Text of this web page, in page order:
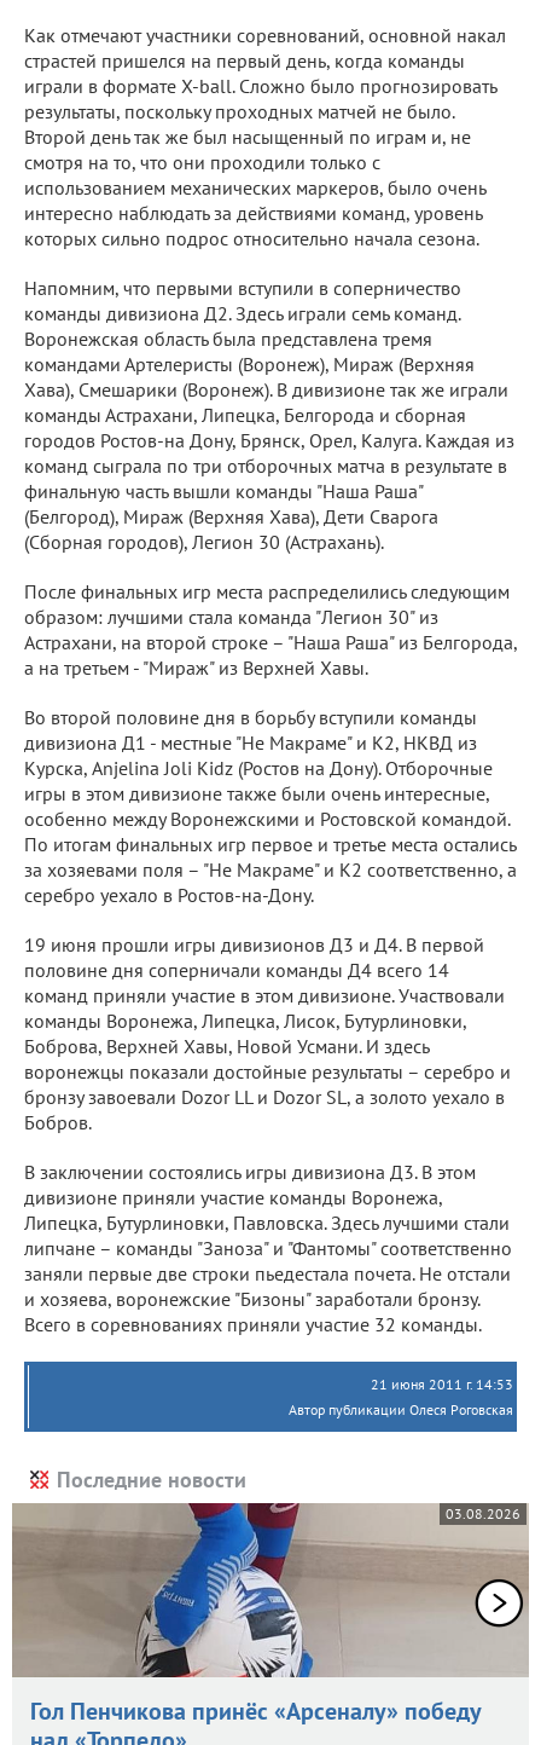
Как отмечают участники соревнований, основной накал
страстей пришелся на первый день, когда команды
играли в формате Х-ball. Сложно было прогнозировать
результаты, поскольку проходных матчей не было.
Второй день так же был насыщенный по играм и, не
смотря на то, что они проходили только с
использованием механических маркеров, было очень
интересно наблюдать за действиями команд, уровень
которых сильно подрос относительно начала сезона.
Напомним, что первыми вступили в соперничество
команды дивизиона Д2. Здесь играли семь команд.
Воронежская область была представлена тремя
командами Артелеристы (Воронеж), Мираж (Верхняя
Хава), Смешарики (Воронеж). В дивизионе так же играли
команды Астрахани, Липецка, Белгорода и сборная
городов Ростов-на Дону, Брянск, Орел, Калуга. Каждая из
команд сыграла по три отборочных матча в результате в
финальную часть вышли команды "Наша Раша"
(Белгород), Мираж (Верхняя Хава), Дети Сварога
(Сборная городов), Легион 30 (Астрахань).
После финальных игр места распределились следующим
образом: лучшими стала команда "Легион 30" из
Астрахани, на второй строке – "Наша Раша" из Белгорода,
а на третьем - "Мираж" из Верхней Хавы.
Во второй половине дня в борьбу вступили команды
дивизиона Д1 - местные "Не Макраме" и К2, НКВД из
Курска, Anjelina Joli Kidz (Ростов на Дону). Отборочные
игры в этом дивизионе также были очень интересные,
особенно между Воронежскими и Ростовской командой.
По итогам финальных игр первое и третье места остались
за хозяевами поля – "Не Макраме" и К2 соответственно, а
серебро уехало в Ростов-на-Дону.
19 июня прошли игры дивизионов Д3 и Д4. В первой
половине дня соперничали команды Д4 всего 14
команд приняли участие в этом дивизионе. Участвовали
команды Воронежа, Липецка, Лисок, Бутурлиновки,
Боброва, Верхней Хавы, Новой Усмани. И здесь
воронежцы показали достойные результаты – серебро и
бронзу завоевали Dozor LL и Dozor SL, а золото уехало в
Бобров.
В заключении состоялись игры дивизиона Д3. В этом
дивизионе приняли участие команды Воронежа,
Липецка, Бутурлиновки, Павловска. Здесь лучшими стали
липчане – команды "Заноза" и "Фантомы" соответственно
заняли первые две строки пьедестала почета. Не отстали
и хозяева, воронежские "Бизоны" заработали бронзу.
Всего в соревнованиях приняли участие 32 команды.
21 июня 2011 г. 14:53
Автор публикации Олеся Роговская
Последние новости
03.08.2026
Гол Пенчикова принёс «Арсеналу» победу